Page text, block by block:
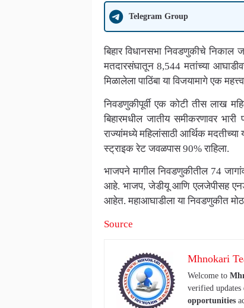
Telegram Group
बिहार विधानसभा निवडणुकीचे निकाल
मतदारसंघातून 8,544 मतांच्या
मिळालेला पाठिंबा या विजयामागे एक
निवडणुकीपूर्वी एक कोटी तीस लाख
बिहारमधील जातीय समीकरणावर
राज्यांमध्ये महिलांसाठी आर्थिक
स्ट्राइक रेट जवळपास 90% राहिला.
भाजपने मागील निवडणुकीतील 74
आहे. भाजप, जेडीयू आणि एलजेपीसह
आहेत. महाआघाडीला या निवडणुकीत
Source
Mhnokari
Welcome to
verified updates
opportunities